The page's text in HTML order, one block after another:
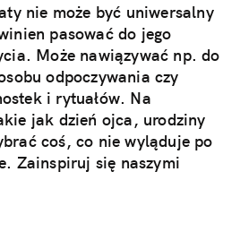
nie może być uniwersalny
pasować do jego
Może nawiązywać np. do
odpoczywania czy
i rytuałów. Na
jak dzień ojca, urodziny
coś, co nie wyląduje po
Zainspiruj się naszymi